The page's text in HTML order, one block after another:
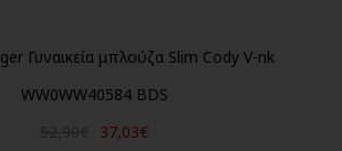
Γυναικεία μπλούζα Slim Cody V-nk
WW0WW40584 BDS
37,03€